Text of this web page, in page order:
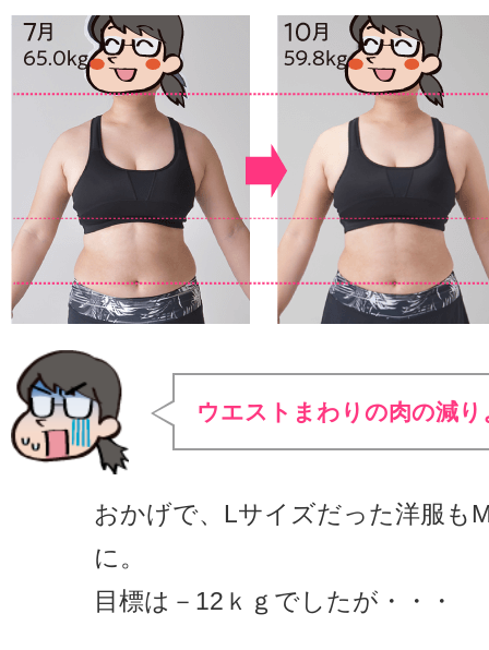
ウエストまわりの肉の減
おかげで、Lサイズだった洋服も
に。
目標は－12ｋｇでしたが・・・